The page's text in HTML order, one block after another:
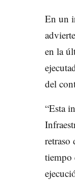
En un
en la
del
“Esta
retraso
tiempo